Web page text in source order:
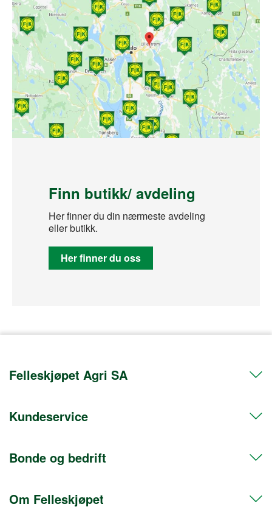
Finn butikk/ avdeling
Her finner du din nærmeste avdeling
eller butikk.
Her finner du oss
Felleskjøpet Agri SA
Telefon 72 50 50 50
Postadresse
Kundeservice
Kontakt oss
Frakt og levering
Bonde og bedrift
Medlem
Om Felleskjøpet